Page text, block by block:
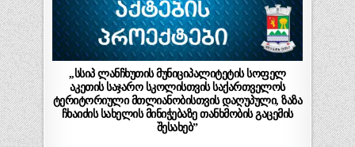
,,სსიპ ლანჩხუთის მუნიციპალიტეტის სოფელ
აკეთის საჯარო სკოლისთვის საქართველოს
ტერიტორიული მთლიანობისთვის დაღუპული, ზაზა
ჩხაიძის სახელის მინიჭებაზე თანხმობის გაცემის
შესახებ”